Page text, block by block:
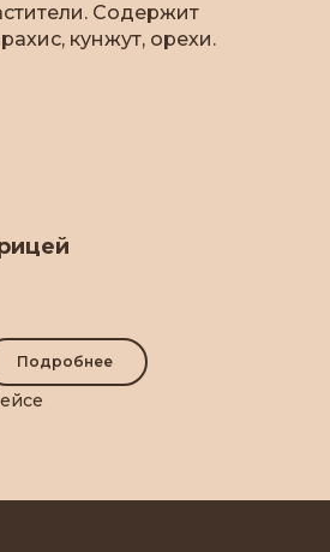
Содержит
кунжут, орехи.
Подробнее